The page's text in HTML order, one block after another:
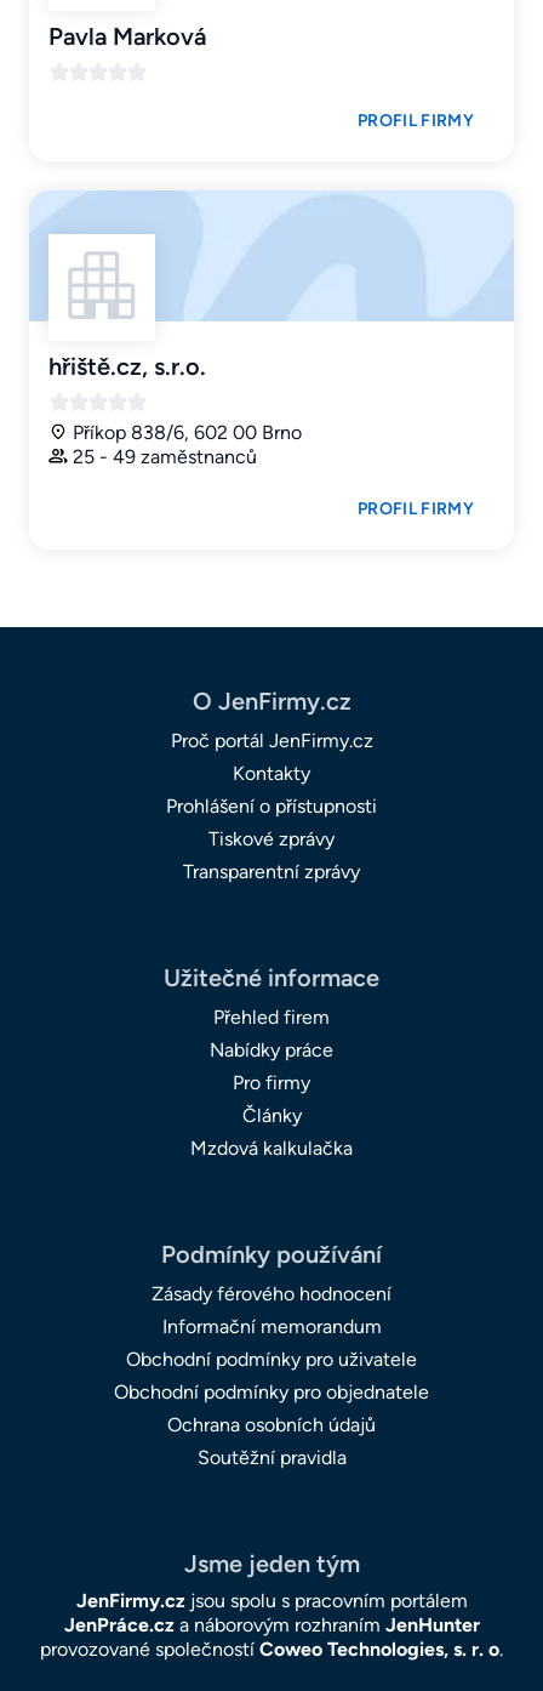
Pavla Marková
PROFIL FIRMY
hřiště.cz, s.r.o.
Příkop 838/6, 602 00 Brno
25 - 49 zaměstnanců
PROFIL FIRMY
O JenFirmy.cz
Proč portál JenFirmy.cz
Kontakty
Prohlášení o přístupnosti
Tiskové zprávy
Transparentní zprávy
Užitečné informace
Přehled firem
Nabídky práce
Pro firmy
Články
Mzdová kalkulačka
Podmínky používání
Zásady férového hodnocení
Informační memorandum
Obchodní podmínky pro uživatele
Obchodní podmínky pro objednatele
Ochrana osobních údajů
Soutěžní pravidla
Jsme jeden tým
JenFirmy.czjsou spolu s pracovním portálem
JenPráce.cza náborovým rozhraním JenHunter
provozované společností Coweo Technologies, s. r. o.